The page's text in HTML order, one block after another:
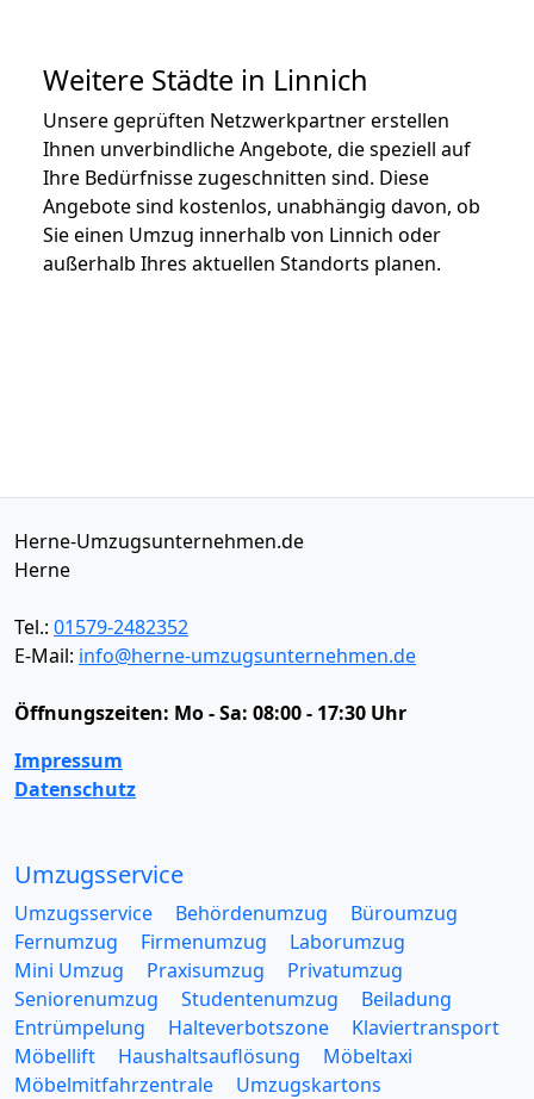
Weitere Städte in Linnich
Unsere geprüften Netzwerkpartner erstellen
Ihnen unverbindliche Angebote, die speziell auf
Ihre Bedürfnisse zugeschnitten sind. Diese
Angebote sind kostenlos, unabhängig davon, ob
Sie einen Umzug innerhalb von Linnich oder
außerhalb Ihres aktuellen Standorts planen.
Herne-Umzugsunternehmen.de
Herne
Tel.: 01579-2482352
E-Mail: info@herne-umzugsunternehmen.de
Öffnungszeiten: Mo - Sa: 08:00 - 17:30 Uhr
Impressum
Datenschutz
Umzugsservice
Umzugsservice Behördenumzug
Büroumzug
Fernumzug
Firmenumzug
Laborumzug
Mini Umzug
Praxisumzug
Privatumzug
Seniorenumzug
Studentenumzug
Beiladung
Entrümpelung
Halteverbotszone
Klaviertransport
Möbellift
Haushaltsauflösung
Möbeltaxi
Möbelmitfahrzentrale
Umzugskartons